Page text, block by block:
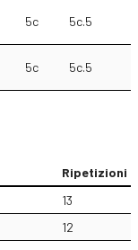
5c 5c.5
5c 5c.5
Ripetizioni
13
12